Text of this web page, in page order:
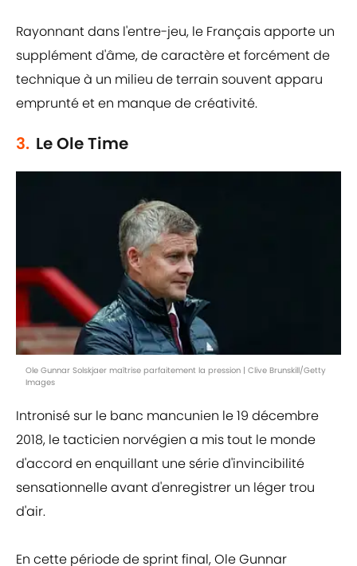
Rayonnant dans l'entre-jeu, le Français apporte un
supplément d'âme, de caractère et forcément de
technique à un milieu de terrain souvent apparu
emprunté et en manque de créativité.
3. Le Ole Time
Ole Gunnar Solskjaer maîtrise parfaitement la pression | Clive Brunskill/Getty
Images
Intronisé sur le banc mancunien le 19 décembre
2018, le tacticien norvégien a mis tout le monde
d'accord en enquillant une série d'invincibilité
sensationnelle avant d'enregistrer un léger trou
d'air.
En cette période de sprint final, Ole Gunnar